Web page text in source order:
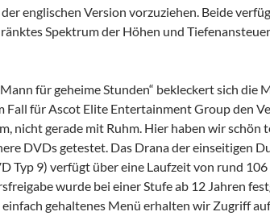
englischen Version vorzuziehen. Beide
Spektrum der Höhen und
für geheime Stunden“ bekleckert sich die
Fall für Ascot Elite Entertainment Group den
nicht gerade mit Ruhm. Hier haben wir schön
DVDs getestet. Das Drana der einseitigen
Typ 9) verfügt über eine Laufzeit von rund
wurde bei einer Stufe ab 12 Jahren
einfach gehaltenes Menü erhalten wir Zugriff